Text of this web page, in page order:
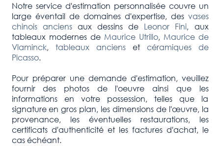
Notre service d'estimation personnalisée couvre un
large éventail de domaines d'expertise, des vases
chinois anciensaux dessins de Leonor Fini, aux
tableaux modernes de Maurice Utrillo, Maurice de
Vlaminck,tableaux ancienset céramiques de
Picasso.
Pour préparer une demande d'estimation, veuillez
fournir des photos de l'oeuvre ainsi que les
informations en votre possession, telles que la
signature en gros plan, les dimensions de l'œuvre, la
provenance, les éventuelles restaurations, les
certificats d'authenticité et les factures d'achat, le
cas échéant.